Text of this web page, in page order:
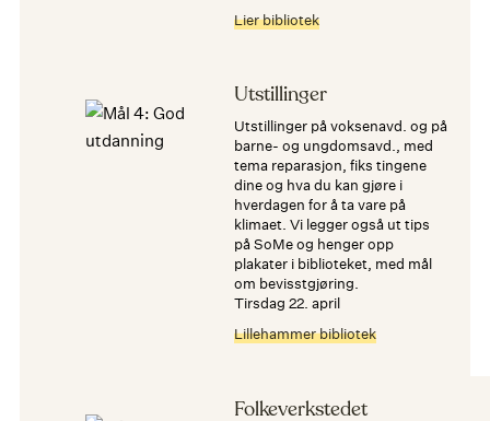
Lier bibliotek
Utstillinger
Utstillinger på voksenavd. og på
barne- og ungdomsavd., med
tema reparasjon, fiks tingene
dine og hva du kan gjøre i
hverdagen for å ta vare på
klimaet. Vi legger også ut tips
på SoMe og henger opp
plakater i biblioteket, med mål
om bevisstgjøring.
tirsdag 22. april
Lillehammer bibliotek
Folkeverkstedet